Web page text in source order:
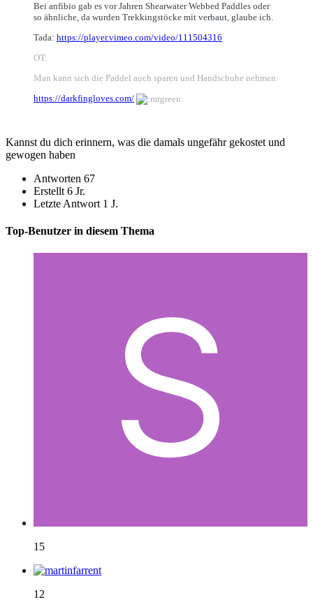
Bei anfibio gab es vor Jahren Shearwater Webbed Paddles oder
so ähnliche, da wurden Trekkingstöcke mit verbaut, glaube ich.
Tada: https://player.vimeo.com/video/111504316
OT:
Man kann sich die Paddel auch sparen und Handschuhe nehmen:
https://darkfingloves.com/
Kannst du dich erinnern, was die damals ungefähr gekostet und
gewogen haben
Antworten 67
Erstellt 6 Jr.
Letzte Antwort 1 J.
Top-Benutzer in diesem Thema
15
12